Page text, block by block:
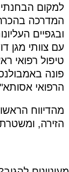
המדרכה
ובגפיים
עם צוותי מגן
טיפול רפואי
פונה
הרפואי
מהדיווח
הזירה,